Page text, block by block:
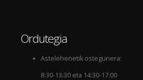
Ordutegia
Astelehenetik ostegunera:
8:30-13:30 eta 14:30-17:00